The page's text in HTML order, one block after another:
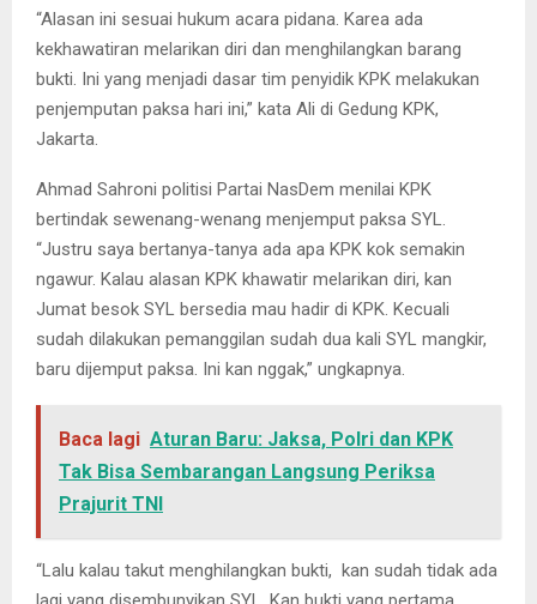
“Alasan ini sesuai hukum acara pidana. Karea ada
kekhawatiran melarikan diri dan menghilangkan barang
bukti. Ini yang menjadi dasar tim penyidik KPK melakukan
penjemputan paksa hari ini,” kata Ali di Gedung KPK,
Jakarta.
Ahmad Sahroni politisi Partai NasDem menilai KPK
bertindak sewenang-wenang menjemput paksa SYL.
“Justru saya bertanya-tanya ada apa KPK kok semakin
ngawur. Kalau alasan KPK khawatir melarikan diri, kan
Jumat besok SYL bersedia mau hadir di KPK. Kecuali
sudah dilakukan pemanggilan sudah dua kali SYL mangkir,
baru dijemput paksa. Ini kan nggak,” ungkapnya.
Baca lagi Aturan Baru: Jaksa, Polri dan KPK
Tak Bisa Sembarangan Langsung Periksa
Prajurit TNI
“Lalu kalau takut menghilangkan bukti, kan sudah tidak ada